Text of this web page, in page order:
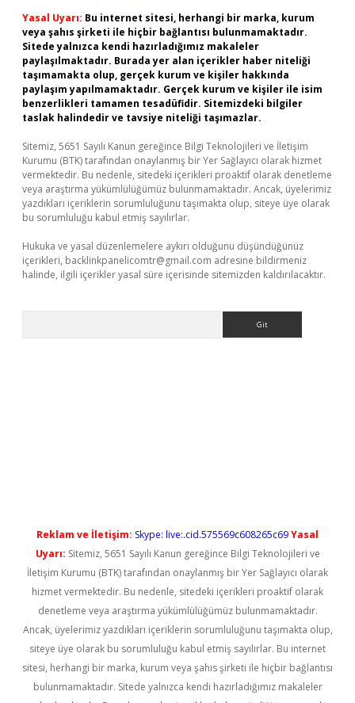
Yasal Uyarı: Bu internet sitesi, herhangi bir marka, kurum
veya şahıs şirketi ile hiçbir bağlantısı bulunmamaktadır.
Sitede yalnızca kendi hazırladığımız makaleler
paylaşılmaktadır. Burada yer alan içerikler haber niteliği
taşımamakta olup, gerçek kurum ve kişiler hakkında
paylaşım yapılmamaktadır. Gerçek kurum ve kişiler ile isim
benzerlikleri tamamen tesadüfidir. Sitemizdeki bilgiler
taslak halindedir ve tavsiye niteliği taşımazlar.
Sitemiz, 5651 Sayılı Kanun gereğince Bilgi Teknolojileri ve İletişim
Kurumu (BTK) tarafından onaylanmış bir Yer Sağlayıcı olarak hizmet
vermektedir. Bu nedenle, sitedeki içerikleri proaktif olarak denetleme
veya araştırma yükümlülüğümüz bulunmamaktadır. Ancak, üyelerimiz
yazdıkları içeriklerin sorumluluğunu taşımakta olup, siteye üye olarak
bu sorumluluğu kabul etmiş sayılırlar.
Hukuka ve yasal düzenlemelere aykırı olduğunu düşündüğünüz
içerikleri, backlinkpanelicomtr@gmail.com adresine bildirmeniz
halinde, ilgili içerikler yasal süre içerisinde sitemizden kaldırılacaktır.
Reklam ve İletişim: Skype: live:.cid.575569c608265c69Yasal
Uyarı: Sitemiz, 5651 Sayılı Kanun gereğince Bilgi Teknolojileri ve
İletişim Kurumu (BTK) tarafından onaylanmış bir Yer Sağlayıcı olarak
hizmet vermektedir. Bu nedenle, sitedeki içerikleri proaktif olarak
denetleme veya araştırma yükümlülüğümüz bulunmamaktadır.
Ancak, üyelerimiz yazdıkları içeriklerin sorumluluğunu taşımakta olup,
siteye üye olarak bu sorumluluğu kabul etmiş sayılırlar. Bu internet
sitesi, herhangi bir marka, kurum veya şahıs şirketi ile hiçbir bağlantısı
bulunmamaktadır. Sitede yalnızca kendi hazırladığımız makaleler